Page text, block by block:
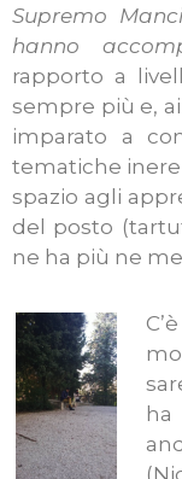
Supremo
hanno
rapporto a
sempre più e,
imparato a
tematiche
spazio agli
del posto
ne ha più ne